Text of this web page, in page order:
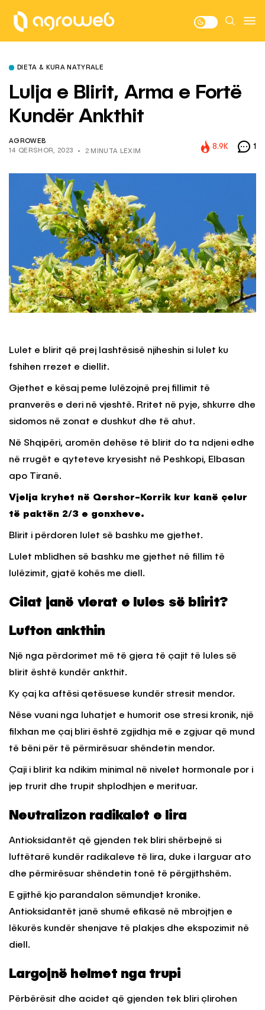
DIETA & KURA NATYRALE
Lulja e Blirit, Arma e Fortë
Kundër Ankthit
AGROWEB
14 QERSHOR, 2023
2 MINUTA LEXIM
8.9K 1
Lulet e blirit që prej lashtësisë njiheshin si lulet ku
fshihen rrezet e diellit.
Gjethet e kësaj peme lulëzojnë prej fillimit të
pranverës e deri në vjeshtë. Rritet në pyje, shkurre dhe
sidomos në zonat e dushkut dhe të ahut.
Në Shqipëri, aromën dehëse të blirit do ta ndjeni edhe
në rrugët e qyteteve kryesisht në Peshkopi, Elbasan
apo Tiranë.
Vjelja kryhet në Qershor-Korrik kur kanë çelur
të paktën 2/3 e gonxheve.
Blirit i përdoren lulet së bashku me gjethet.
Lulet mblidhen së bashku me gjethet në fillim të
lulëzimit, gjatë kohës me diell.
Cilat janë vlerat e lules së blirit?
Lufton ankthin
Një nga përdorimet më të gjera të çajit të lules së
blirit është kundër ankthit.
Ky çaj ka aftësi qetësuese kundër stresit mendor.
Nëse vuani nga luhatjet e humorit ose stresi kronik, një
filxhan me çaj bliri është zgjidhja më e zgjuar që mund
të bëni për të përmirësuar shëndetin mendor.
Çaji i blirit ka ndikim minimal në nivelet hormonale por i
jep trurit dhe trupit shplodhjen e merituar.
Neutralizon radikalet e lira
Antioksidantët që gjenden tek bliri shërbejnë si
luftëtarë kundër radikaleve të lira, duke i larguar ato
dhe përmirësuar shëndetin tonë të përgjithshëm.
E gjithë kjo parandalon sëmundjet kronike.
Antioksidantët janë shumë efikasë në mbrojtjen e
lëkurës kundër shenjave të plakjes dhe ekspozimit në
diell.
Largojnë helmet nga trupi
Përbërësit dhe acidet që gjenden tek bliri çlirohen